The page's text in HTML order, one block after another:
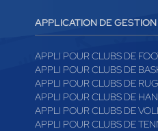
APPLICATION DE GESTION
APPLI POUR CLUBS DE
APPLI POUR CLUBS DE
APPLI POUR CLUBS DE
APPLI POUR CLUBS DE
APPLI POUR CLUBS DE
APPLI POUR CLUBS DE